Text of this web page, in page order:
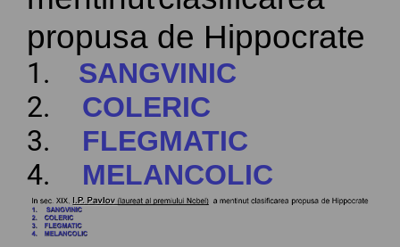
propusa de Hippocrate
1. SANGVINIC
2. COLERIC
3. FLEGMATIC
4. MELANCOLIC